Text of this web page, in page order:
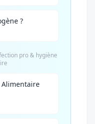
?
pro & hygiène
Alimentaire